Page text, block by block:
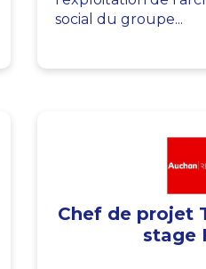
social du groupe...
Chef de projet
stage